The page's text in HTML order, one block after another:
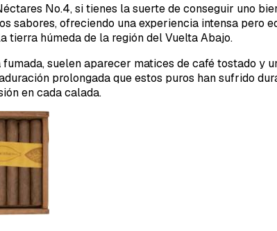
No.4, si tienes la suerte de conseguir uno
sabores, ofreciendo una experiencia intensa pero
tierra húmeda de la región del Vuelta Abajo.
suelen aparecer matices de café tostado
prolongada que estos puros han sufrido
en cada calada.